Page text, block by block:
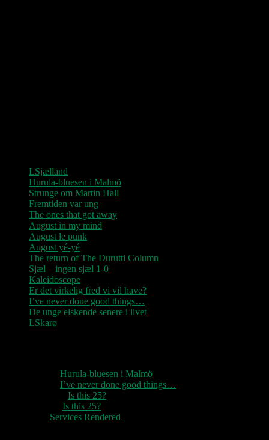
LSjælland
Hurula-bluesen i Malmö
Strunge om Martin Hall
Fremtiden var ung
The ones that got away
August in my mind
August le punk
August yé-yé
The return of The Durutti Column
Sjæl – ingen sjæl 1-0
Kaleidoscope
Er det virkelig fred vi vil have?
I’ve never done good things…
De unge elskende senere i livet
LSkarø
Hurula-bluesen i Malmö
I’ve never done good things…
Is this 25?
Is this 25?
Services Rendered